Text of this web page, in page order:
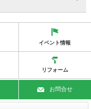
イベント情報
リフォーム
お問合せ